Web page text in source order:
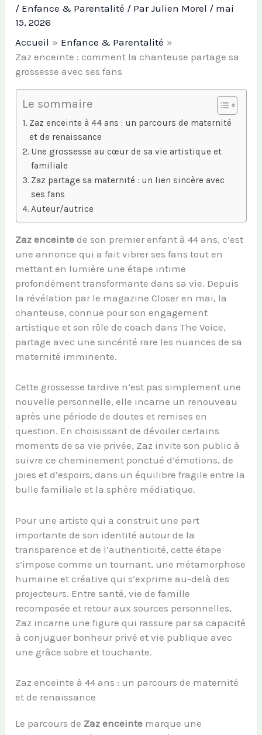
/ Enfance & Parentalité / ParJulien Morel / mai
15, 2026
Accueil
Enfance & Parentalité
Zaz enceinte : comment la chanteuse partage sa
grossesse avec ses fans
Le sommaire
Zaz enceinte à 44 ans : un parcours de maternité
et de renaissance
Une grossesse au cœur de sa vie artistique et
familiale
Zaz partage sa maternité : un lien sincère avec
ses fans
Auteur/autrice
Zaz enceinte de son premier enfant à 44 ans, c’est
une annonce qui a fait vibrer ses fans tout en
mettant en lumière une étape intime
profondément transformante dans sa vie. Depuis
la révélation par le magazine Closer en mai, la
chanteuse, connue pour son engagement
artistique et son rôle de coach dans The Voice,
partage avec une sincérité rare les nuances de sa
maternité imminente.
Cette grossesse tardive n’est pas simplement une
nouvelle personnelle, elle incarne un renouveau
après une période de doutes et remises en
question. En choisissant de dévoiler certains
moments de sa vie privée, Zaz invite son public à
suivre ce cheminement ponctué d’émotions, de
joies et d’espoirs, dans un équilibre fragile entre la
bulle familiale et la sphère médiatique.
Pour une artiste qui a construit une part
importante de son identité autour de la
transparence et de l’authenticité, cette étape
s’impose comme un tournant, une métamorphose
humaine et créative qui s’exprime au-delà des
projecteurs. Entre santé, vie de famille
recomposée et retour aux sources personnelles,
Zaz incarne une figure qui rassure par sa capacité
à conjuguer bonheur privé et vie publique avec
une grâce sobre et touchante.
Zaz enceinte à 44 ans : un parcours de maternité
et de renaissance
Le parcours de Zaz enceinte marque une